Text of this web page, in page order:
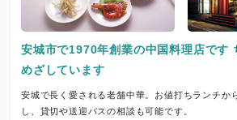
安城市で1970年創業の中国料理店です
めざしています
安城で長く愛される老舗中華。お値打ちランチか
し、貸切や送迎バスの相談も可能です。